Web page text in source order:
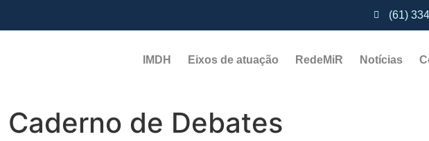
(61)
IMDH Eixos de atuação RedeMiR Notícias​
Caderno de Debates